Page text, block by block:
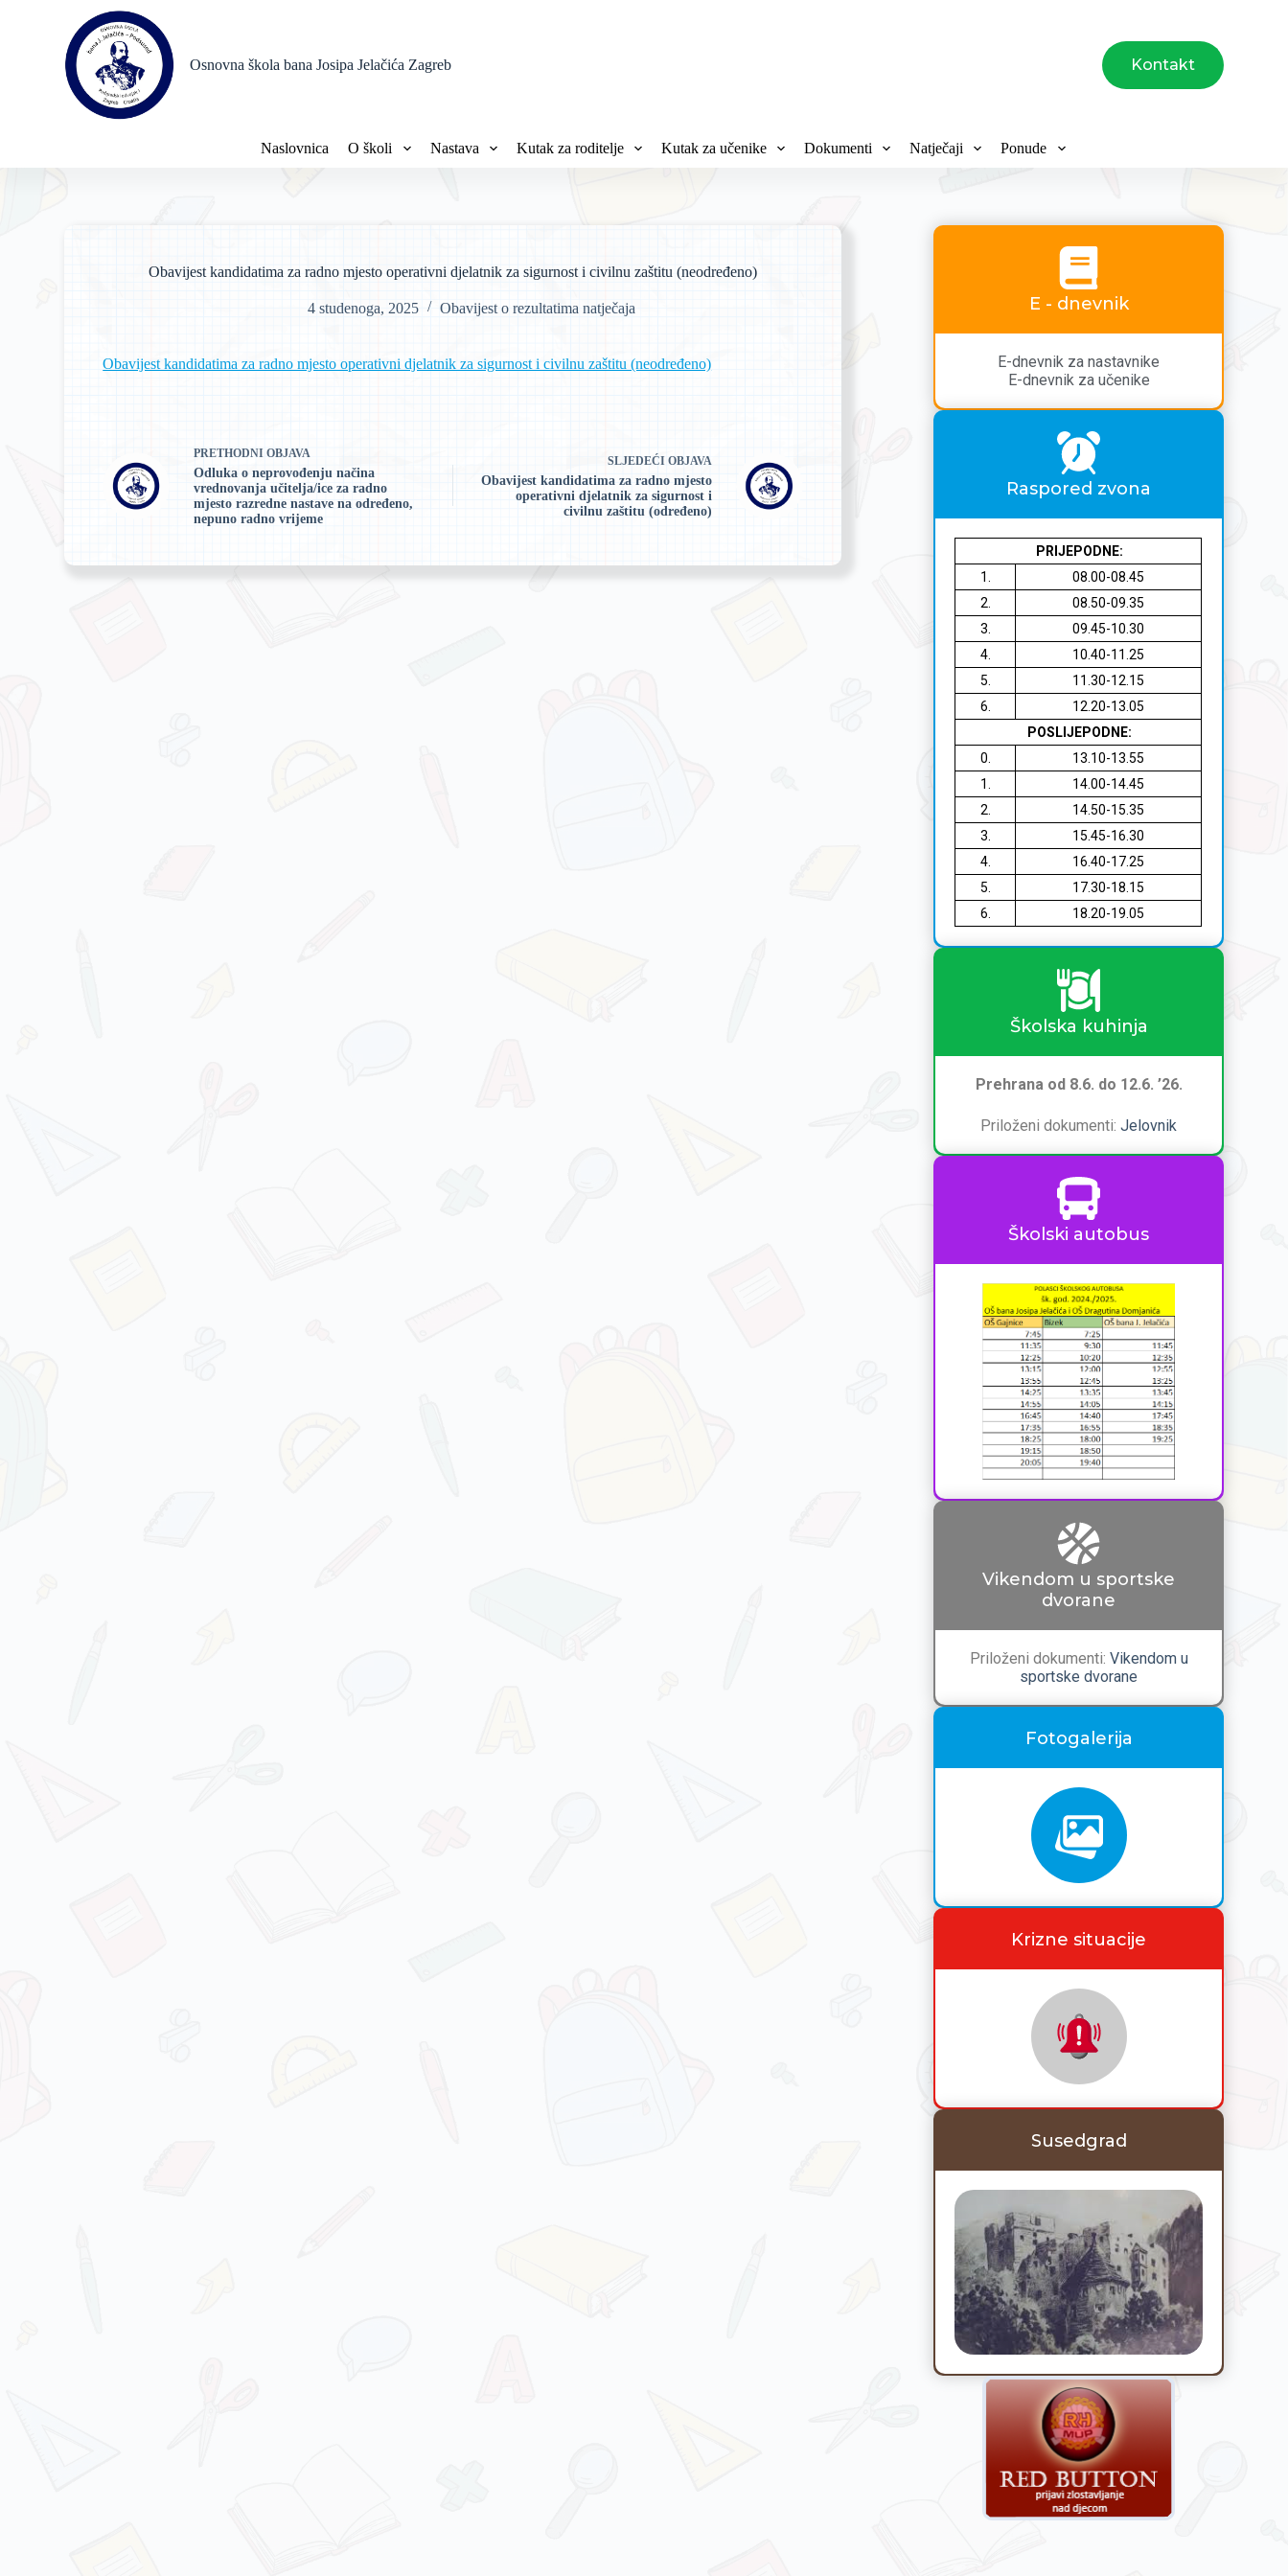
Osnovna škola bana Josipa Jelačića Zagreb Kontakt
Naslovnica O školi Nastava Kutak za roditelje Kutak za učenike Dokumenti Natječaji Ponude
Obavijest kandidatima za radno mjesto operativni djelatnik za sigurnost i civilnu zaštitu (neodređeno)
4 studenoga, 2025 Obavijest o rezultatima natječaja
Obavijest kandidatima za radno mjesto operativni djelatnik za sigurnost i civilnu zaštitu (neodređeno)
PRETHODNIOBJAVA
Odluka o neprovođenju načina
vrednovanja učitelja/ice za radno
mjesto razredne nastave na određeno,
nepuno radno vrijeme
SLJEDEĆI OBJAVA
Obavijest kandidatima za radno mjesto
operativni djelatnik za sigurnost i
civilnu zaštitu (određeno)
E - dnevnik
E-dnevnik za nastavnike
E-dnevnik za učenike
Raspored zvona
PRIJEPODNE:
1.
08.00-08.45
2.
08.50-09.35
3.
09.45-10.30
4.
10.40-11.25
5.
11.30-12.15
6.
12.20-13.05
POSLIJEPODNE:
0.
13.10-13.55
1.
14.00-14.45
2.
14.50-15.35
3.
15.45-16.30
4.
16.40-17.25
5.
17.30-18.15
6.
18.20-19.05
Školska kuhinja
Prehrana od 8.6. do 12.6. ’26.
Priloženi dokumenti:Jelovnik
Školski autobus
Vikendom u sportske
dvorane
Priloženi dokumenti: Vikendom u
sportske dvorane
Fotogalerija
Krizne situacije
Susedgrad